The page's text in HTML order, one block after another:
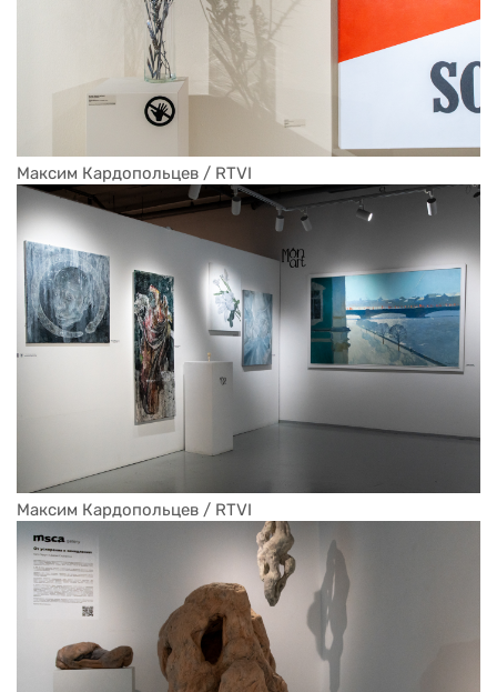
Максим Кардопольцев / RTVI
Максим Кардопольцев / RTVI